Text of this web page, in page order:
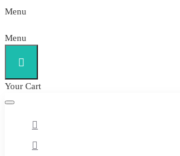
Menu
Menu
Your Cart